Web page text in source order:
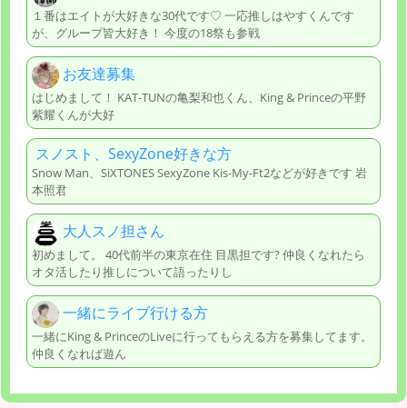
１番はエイトが大好きな30代です♡ 一応推しはやすくんです
が、グループ皆大好き！ 今度の18祭も参戦
お友達募集
はじめまして！ KAT-TUNの亀梨和也くん、King & Princeの平野
紫耀くんが大好
スノスト、SexyZone好きな方
Snow Man、SiXTONES SexyZone Kis-My-Ft2などが好きです 岩
本照君
大人スノ担さん
初めまして。 40代前半の東京在住 目黒担です? 仲良くなれたら
オタ活したり推しについて語ったりし
一緒にライブ行ける方
一緒にKing & PrinceのLiveに行ってもらえる方を募集してます。
仲良くなれば遊ん